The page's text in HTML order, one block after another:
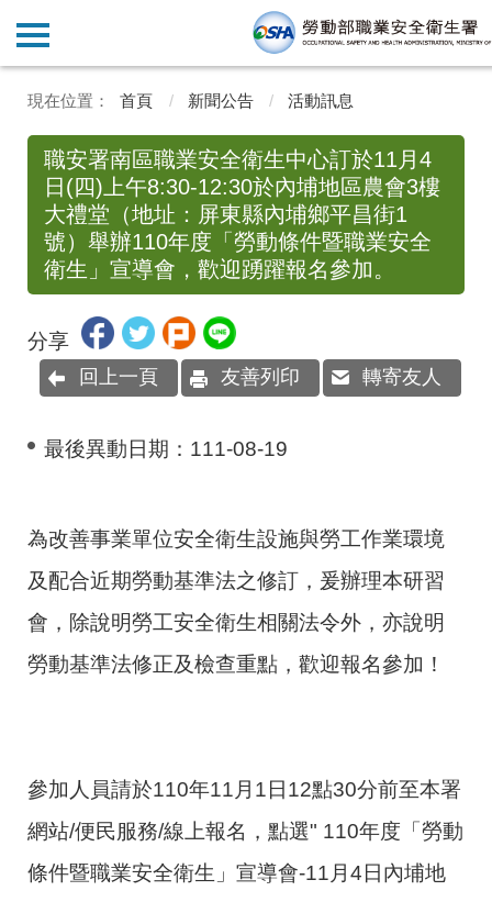
首頁 新聞公告 活動訊息
職安署南區職業安全衛生中心訂於11月4
日(四)上午8:30-12:30於內埔地區農會3樓
大禮堂（地址：屏東縣內埔鄉平昌街1
號）舉辦110年度「勞動條件暨職業安全
衛生」宣導會，歡迎踴躍報名參加。
分享
回上一頁 友善列印 轉寄友人
最後異動日期： 111-08-19
為改善事業單位安全衛生設施與勞工作業環境
及配合近期勞動基準法之修訂，爰辦理本研習
會，除說明勞工安全衛生相關法令外，亦說明
勞動基準法修正及檢查重點，歡迎報名參加！
參加人員請於110年11 月 1 日 12點30分前至本署
網站/便民服務/線上報名，點選" 110年度「勞動
條件暨職業安全衛生」宣導會-11 月 4 日內埔地